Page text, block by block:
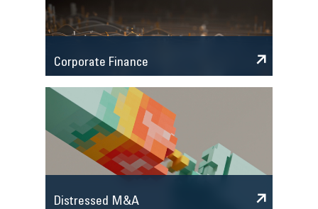
Corporate Finance
Distressed M&A